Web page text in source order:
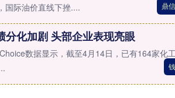
国际油价直线下挫....
鼎
分化加剧 头部企业表现亮眼
数据显示，截至4月14日，已有164家化